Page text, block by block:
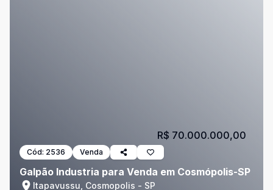
Cód: 2536 Venda
Galpão Industria para Venda em Cosmópolis-SP
Itapavussu, Cosmopolis - SP
R$ 70.000.000,00